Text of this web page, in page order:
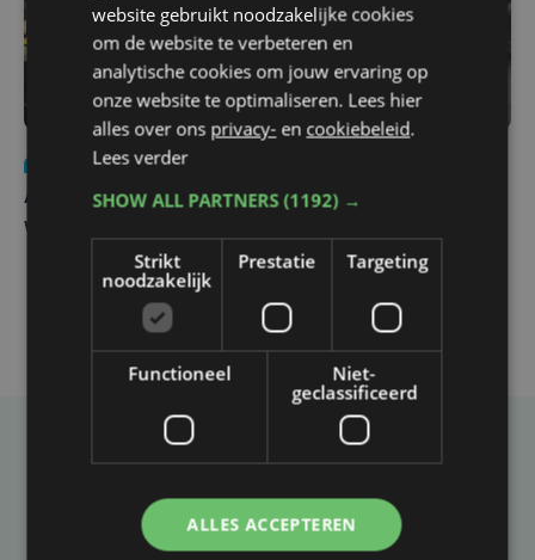
Nieuws
do 30 juli | 12:57
Autobestuurster rijdt na foutief manoeuvre tegen
winkelgevel in Ieper
Taalfout opgemerkt?
Heb je een taal- of schrijffout opgemerkt in dit
artikel?
website gebruikt noodzakelijke cookies
om de website te verbeteren en
analytische cookies om jouw ervaring op
onze website te optimaliseren. Lees hier
alles over ons privacy- en cookiebeleid.
Lees verder
SHOW ALL PARTNERS(1192) →
Strikt
noodzakelijk
Prestatie Targeting
Functioneel
Niet-
geclassificeerd
ALLES ACCEPTEREN